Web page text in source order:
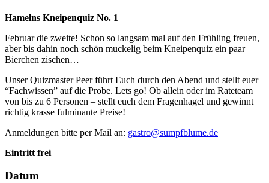
Hamelns Kneipenquiz No. 1
Februar die zweite! Schon so langsam mal auf den Frühling freuen,
aber bis dahin noch schön muckelig beim Kneipenquiz ein paar
Bierchen zischen…
Unser Quizmaster Peer führt Euch durch den Abend und stellt euer
“Fachwissen” auf die Probe. Lets go! Ob allein oder im Rateteam
von bis zu 6 Personen – stellt euch dem Fragenhagel und gewinnt
richtig krasse fulminante Preise!
Anmeldungen bitte per Mail an: ed.emulbfpmus@ortsag
Eintritt frei
Datum